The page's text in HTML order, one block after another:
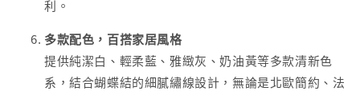
利。
多款配色，百搭家居風格
提供純潔白、輕柔藍、雅緻灰、奶油黃等多款清新色
系，結合蝴蝶結的細膩繡線設計，無論是北歐簡約、法